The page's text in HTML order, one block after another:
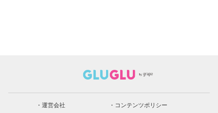
運営会社
コンテンツポリシー